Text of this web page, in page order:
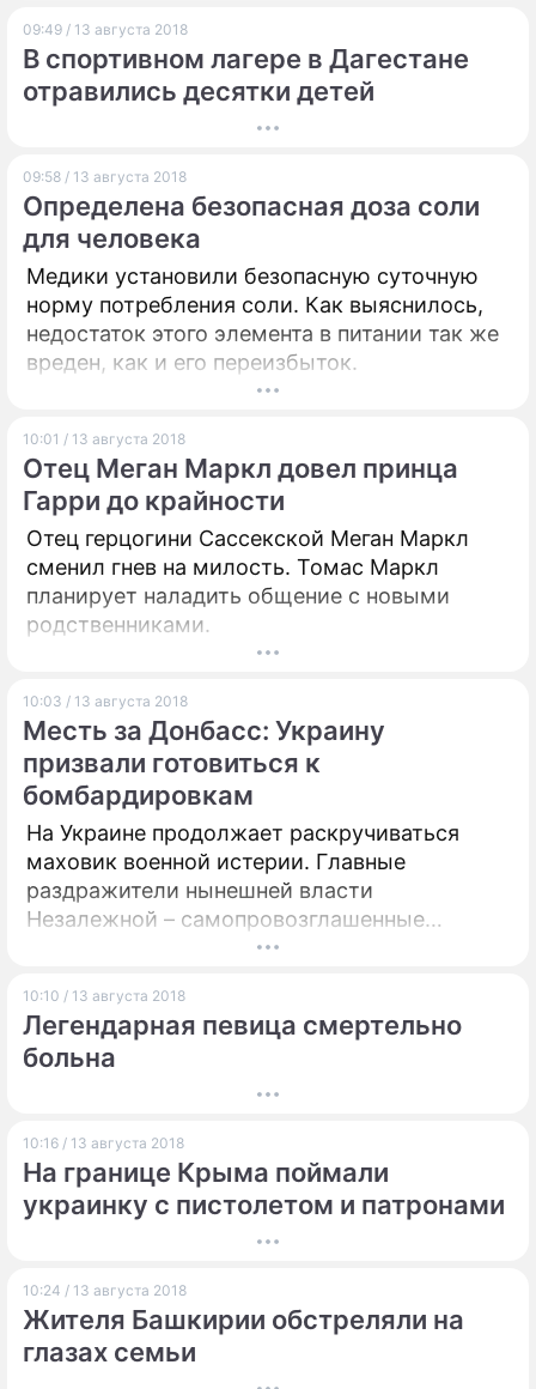
09:49 / 13 августа 2018
В спортивном лагере в Дагестане
отравились десятки детей
09:58 / 13 августа 2018
Определена безопасная доза соли
для человека
Медики установили безопасную суточную
норму потребления соли. Как выяснилось,
недостаток этого элемента в питании так же
вреден, как и его переизбыток.
10:01 / 13 августа 2018
Отец Меган Маркл довел принца
Гарри до крайности
Отец герцогини Сассекской Меган Маркл
сменил гнев на милость. Томас Маркл
планирует наладить общение с новыми
родственниками.
10:03 / 13 августа 2018
Месть за Донбасс: Украину
призвали готовиться к
бомбардировкам
На Украине продолжает раскручиваться
маховик военной истерии. Главные
раздражители нынешней власти
Незалежной – самопровозглашенные
республики Донбасса – могут обзавестись
государственной безопасности Владимир
Горбулин.
10:10 / 13 августа 2018
Легендарная певица смертельно
больна
10:16 / 13 августа 2018
На границе Крыма поймали
украинку с пистолетом и патронами
10:24 / 13 августа 2018
Жителя Башкирии обстреляли на
глазах семьи